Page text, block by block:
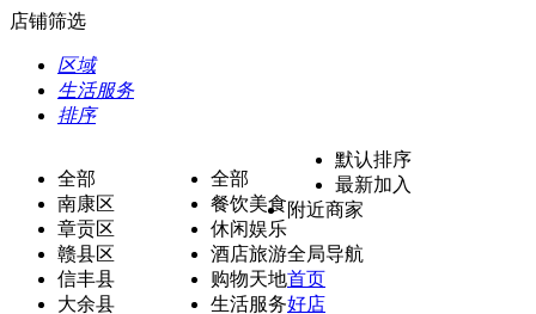
店铺筛选
区域
生活服务
排序
全部
南康区
章贡区
赣县区
信丰县
大余县
全部
餐饮美食
休闲娱乐
酒店旅游
购物天地
生活服务
默认排序
最新加入
附近商家
全局导航
首页
好店